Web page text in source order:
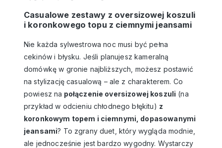
Casualowe zestawy z oversizowej koszuli
i koronkowego topu z ciemnymi jeansami
Nie każda sylwestrowa noc musi być pełna
cekinów i błysku. Jeśli planujesz kameralną
domówkę w gronie najbliższych, możesz postawić
na stylizację casualową – ale z charakterem. Co
powiesz na połączenie oversizowej koszuli (na
przykład w odcieniu chłodnego błękitu) z
koronkowym topem i ciemnymi, dopasowanymi
jeansami? To zgrany duet, który wygląda modnie,
ale jednocześnie jest bardzo wygodny. Wystarczy